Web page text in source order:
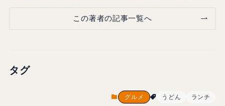
この著者の記事一覧へ
タグ
グルメ うどん ランチ